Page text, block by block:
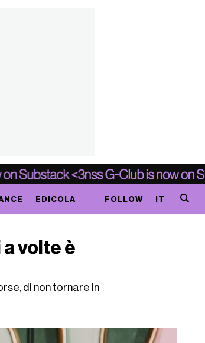
EDICOLA FOLLOW IT
volte è
di non tornare in